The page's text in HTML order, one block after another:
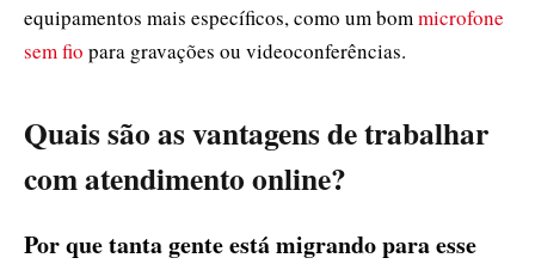
equipamentos mais específicos, como um bommicrofone
sem fio para gravações ou videoconferências.
Quais são as vantagens de trabalhar
com atendimento online?
Por que tanta gente está migrando para esse